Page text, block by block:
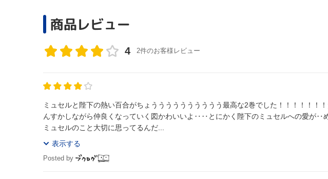
商品レビュー
4 2件のお客様レビュー
ミュセルと陛下の熱い百合がちょうううううううううう最高な2巻でした！！！！！
んすかしながら仲良くなっていく図かわいいよ‥‥とにかく陛下のミュセルへの愛が
ミュセルのこと大切に思ってるんだ...
表示する
Posted by